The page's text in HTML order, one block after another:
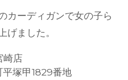
カーディガンで女の子ら
げました。
崎店
塚甲1829番地